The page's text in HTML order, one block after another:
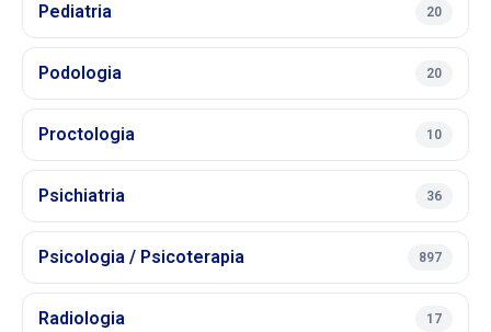
Pediatria 20
Podologia 20
Proctologia 10
Psichiatria 36
Psicologia / Psicoterapia 897
Radiologia 17